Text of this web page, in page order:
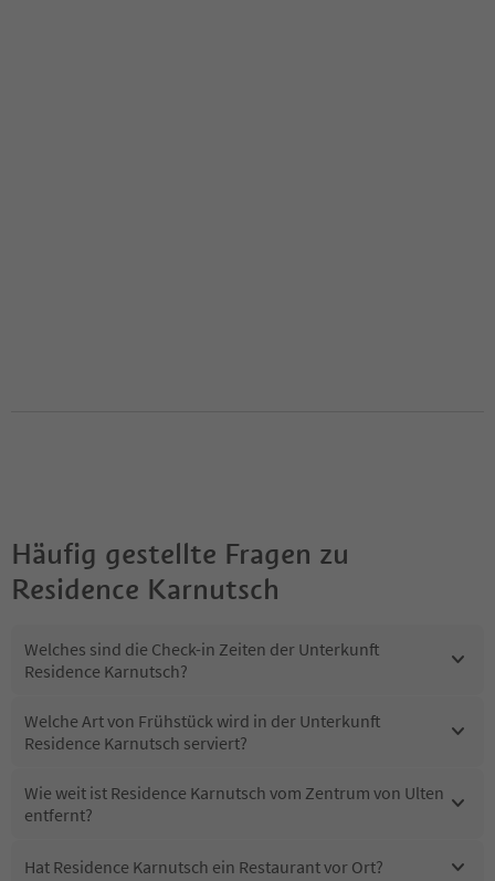
Häufig gestellte Fragen zu
Residence Karnutsch
Welches sind die Check-in Zeiten der Unterkunft
Residence Karnutsch?
Welche Art von Frühstück wird in der Unterkunft
Residence Karnutsch serviert?
Wie weit ist Residence Karnutsch vom Zentrum von Ulten
entfernt?
Hat Residence Karnutsch ein Restaurant vor Ort?